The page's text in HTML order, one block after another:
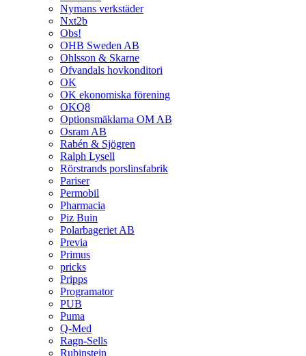
Nymans verkstäder
Nxt2b
Obs!
OHB Sweden AB
Ohlsson & Skarne
Ofvandals hovkonditori
OK
OK ekonomiska förening
OKQ8
Optionsmäklarna OM AB
Osram AB
Rabén & Sjögren
Ralph Lysell
Rörstrands porslinsfabrik
Pariser
Permobil
Pharmacia
Piz Buin
Polarbageriet AB
Previa
Primus
pricks
Pripps
Programator
PUB
Puma
Q‑Med
Ragn-Sells
Rubinstein